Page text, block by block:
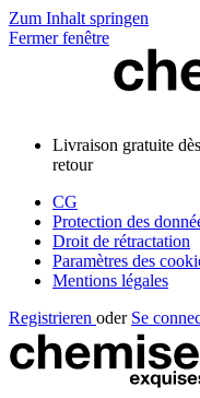
Zum Inhalt springen
Fermer fenêtre
Livraison gratuite
retour
CG
Protection des
Droit de rétractation
Paramètres des
Mentions légales
Registrieren oder Se